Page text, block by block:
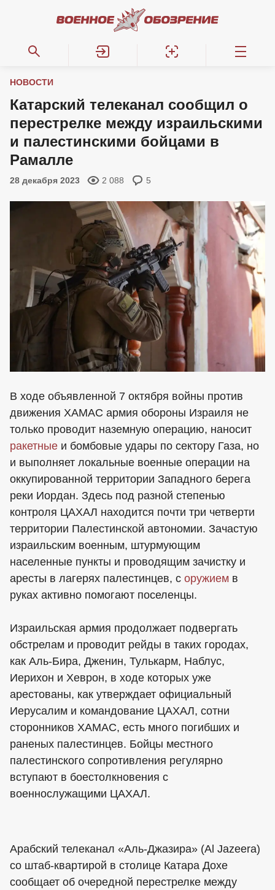
НОВОСТИ
Катарский телеканал сообщил о
перестрелке между израильскими
и палестинскими бойцами в
Рамалле
28 декабря 2023 2 088 5
В ходе объявленной 7 октября войны против
движения ХАМАС армия обороны Израиля не
только проводит наземную операцию, наносит
ракетные и бомбовые удары по сектору Газа, но
и выполняет локальные военные операции на
оккупированной территории Западного берега
реки Иордан. Здесь под разной степенью
контроля ЦАХАЛ находится почти три четверти
территории Палестинской автономии. Зачастую
израильским военным, штурмующим
населенные пункты и проводящим зачистку и
аресты в лагерях палестинцев, с оружием в
руках активно помогают поселенцы.
Израильская армия продолжает подвергать
обстрелам и проводит рейды в таких городах,
как Аль-Бира, Дженин, Тулькарм, Наблус,
Иерихон и Хеврон, в ходе которых уже
арестованы, как утверждает официальный
Иерусалим и командование ЦАХАЛ, сотни
сторонников ХАМАС, есть много погибших и
раненых палестинцев. Бойцы местного
палестинского сопротивления регулярно
вступают в боестолкновения с
военнослужащими ЦАХАЛ.
Арабский телеканал «Аль-Джазира» (Al Jazeera)
со штаб-квартирой в столице Катара Дохе
сообщает об очередной перестрелке между